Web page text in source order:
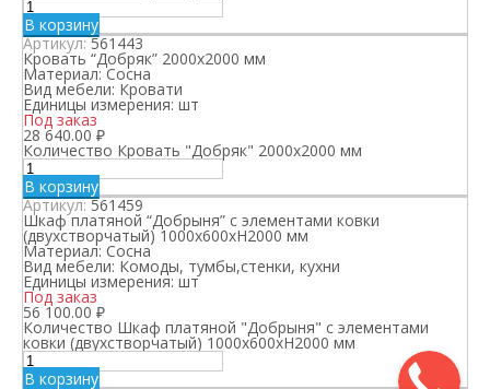
В корзину
Артикул:561443
Кровать “Добряк” 2000х2000 мм
Материал: Сосна
Вид мебели: Кровати
Единицы измерения: шт
Под заказ
28 640.00 ₽
Количество Кровать "Добряк" 2000х2000 мм
В корзину
Артикул:561459
Шкаф платяной “Добрыня” с элементами ковки
(двухстворчатый) 1000х600хН2000 мм
Материал: Сосна
Вид мебели: Комоды, тумбы,стенки, кухни
Единицы измерения: шт
Под заказ
56 100.00 ₽
Количество Шкаф платяной "Добрыня" с элементами
ковки (двухстворчатый) 1000х600хН2000 мм
В корзину